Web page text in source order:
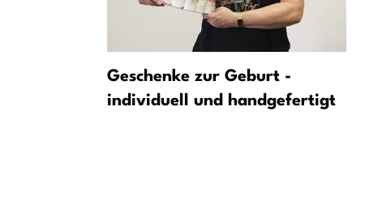
Geschenke zur Geburt -
individuell und handgefertigt